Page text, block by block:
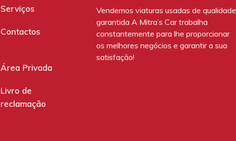
Serviços
Contactos
Área Privada
Livro de
reclamação
Vendemos viaturas usadas de qualidade
garantida A Mitra’s Car trabalha
constantemente para lhe proporcionar
os melhores negócios e garantir a sua
satisfação!